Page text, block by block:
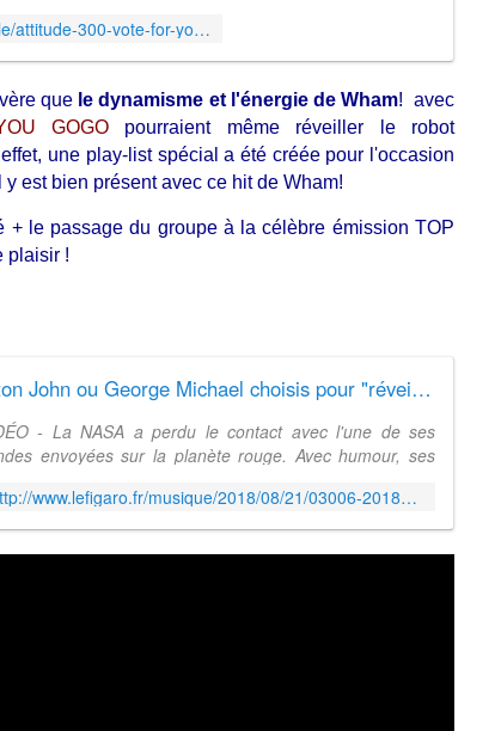
and even a ...
https://www.attitude.co.uk/article/attitude-300-vote-for-your-favourite-cover-of-all-time-round-one/18813/
que le dynamisme et l'énergie de Wham! avec
GOGO pourraient même réveiller le robot
une play-list spécial a été créée pour l'occasion
est bien présent avec ce hit de Wham!
le passage du groupe à la célèbre émission TOP
plaisir !
Elton John ou George Michael choisis pour "réveiller" le robot Opportunity sur Mars
- La NASA a perdu le contact avec l'une de ses
envoyées sur la planète rouge. Avec humour, ses
spéciale dans laqu...
http://www.lefigaro.fr/musique/2018/08/21/03006-20180821ARTFIG00011-elton-john-ou-george-michael-choisis-pour-reveiller-le-robot-opportunity-sur-mars.php